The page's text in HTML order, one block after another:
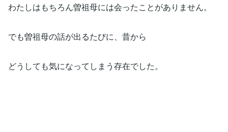
わたしはもちろん曽祖母には会ったことがありません。
でも曽祖母の話が出るたびに、昔から
どうしても気になってしまう存在でした。